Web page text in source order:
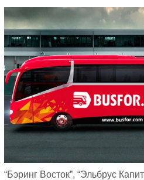
“Бэринг Восток”, “Эльбрус